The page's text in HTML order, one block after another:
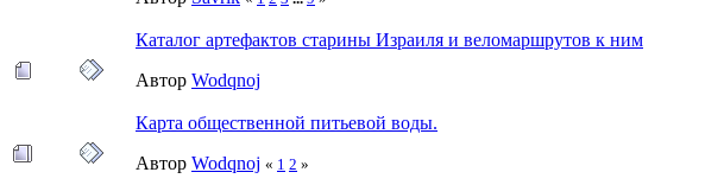
Каталог артефактов старины Израиля и веломаршрутов к ним
Автор Wodqnoj
Карта общественной питьевой воды.
Автор Wodqnoj « 1 2 »